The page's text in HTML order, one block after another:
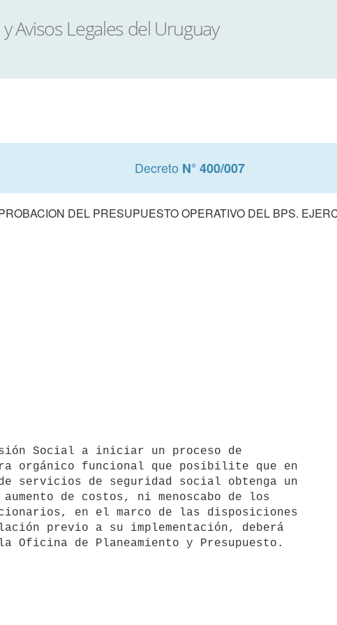
Decreto N° 400/007
DEL PRESUPUESTO OPERATIVO DEL BPS.
orgánico funcional que posibilite que en
servicios de seguridad social obtenga un
de costos, ni menoscabo de los
en el marco de las disposiciones
previo a su implementación, deberá